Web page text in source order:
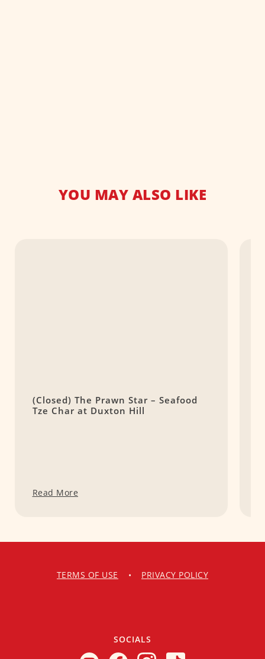
YOU MAY ALSO LIKE
(Closed) The Prawn Star – Seafood
Tze Char at Duxton Hill
Read More
TERMS OF USE • PRIVACY POLICY
SOCIALS